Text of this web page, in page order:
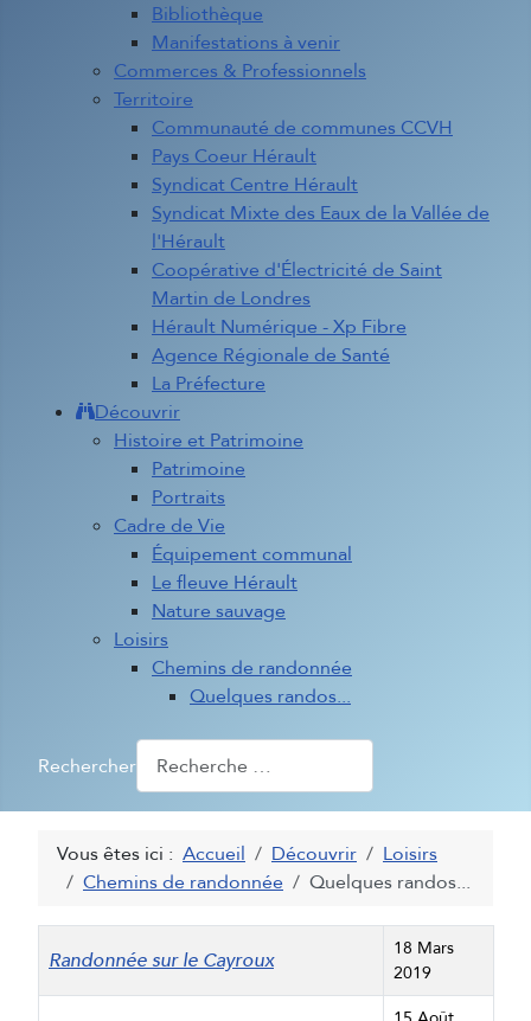
Bibliothèque
Manifestations à venir
Commerces & Professionnels
Territoire
Communauté de communes CCVH
Pays Coeur Hérault
Syndicat Centre Hérault
Syndicat Mixte des Eaux de la Vallée de
l'Hérault
Coopérative d'Électricité de Saint
Martin de Londres
Hérault Numérique - Xp Fibre
Agence Régionale de Santé
La Préfecture
Découvrir
Histoire et Patrimoine
Patrimoine
Portraits
Cadre de Vie
Équipement communal
Le fleuve Hérault
Nature sauvage
Loisirs
Chemins de randonnée
Quelques randos...
Rechercher
Vous êtes ici : Accueil Découvrir
Loisirs
Chemins de randonnée
Quelques randos...
Titre Date de création
Randonnée sur le Cayroux
18 Mars
2019